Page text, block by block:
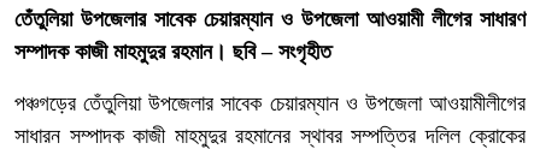
তেঁতুলিয়া উপজেলার সাবেক চেয়ারম্যান ও উপজেলা আওয়ামী লীগের সাধারণ
সম্পাদক কাজী মাহমুদুর রহমান। ছবি – সংগৃহীত
পঞ্চগড়ের তেঁতুলিয়া উপজেলার সাবেক চেয়ারম্যান ও উপজেলা আওয়ামীলীগের
সাধারন সম্পাদক কাজী মাহমুদুর রহমানের স্থাবর সম্পত্তির দলিল ক্রোকের